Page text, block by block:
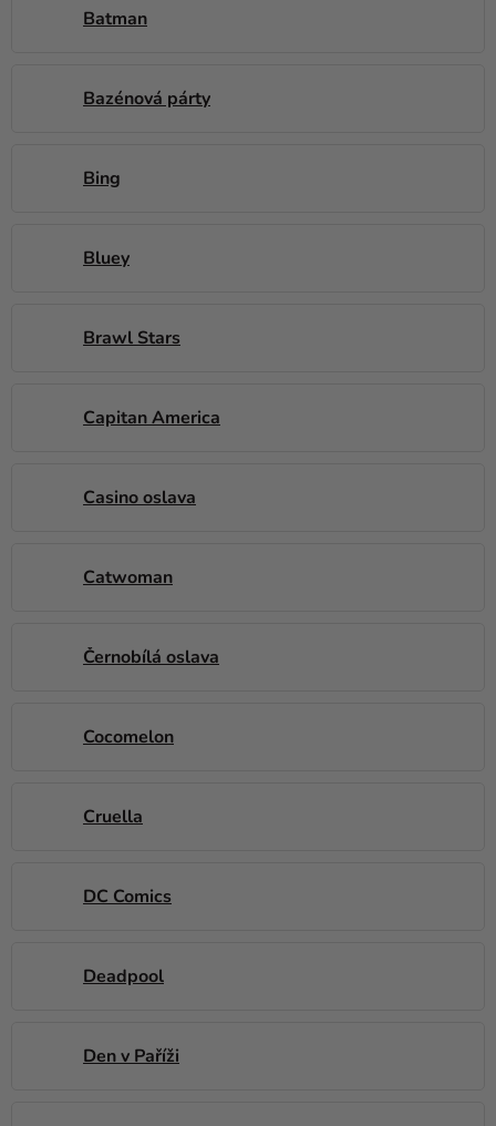
Batman
Bazénová párty
Bing
Bluey
Brawl Stars
Capitan America
Casino oslava
Catwoman
Černobílá oslava
Cocomelon
Cruella
DC Comics
Deadpool
Den v Paříži